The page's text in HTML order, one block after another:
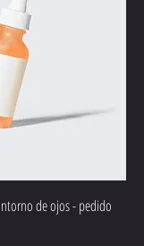
de ojos - pedido